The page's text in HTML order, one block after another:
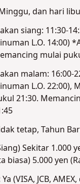
dan hari
siang: 11:30-
L.O. 14:00)
mulai
malam: 16:00-
L.O. 22:00),
21:30.
tetap, Tahun
Sekitar 1.000
biasa) 5.000 yen
(VISA, JCB,